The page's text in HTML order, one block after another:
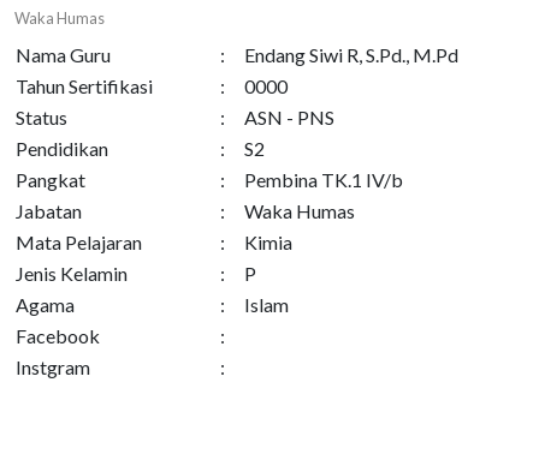
Waka Humas
Nama Guru :
Endang Siwi R, S.Pd., M.Pd
Tahun Sertifikasi
:
0000
Status
:
ASN - PNS
Pendidikan
:
S2
Pangkat
:
Pembina TK.1 IV/b
Jabatan
:
Waka Humas
Mata Pelajaran
:
Kimia
Jenis Kelamin
:
P
Agama
:
Islam
Facebook
:
Instgram
: